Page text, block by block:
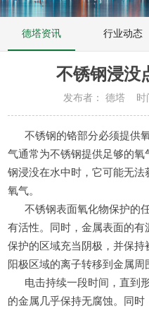
德塔资讯 行业动态
不锈钢浸没
发布者： 德塔 时
不锈钢的铬部分必须提供
气通常为不锈钢提供足够的
钢浸没在水中时，它可能无法
氧气。
不锈钢表面氧化物保护的
有活性。同时，金属表面的有
保护的区域充当阴极，并保持
阳极区域的离子转移到金属周
电击持续一段时间，直到形
的金属几乎保持无腐蚀。同